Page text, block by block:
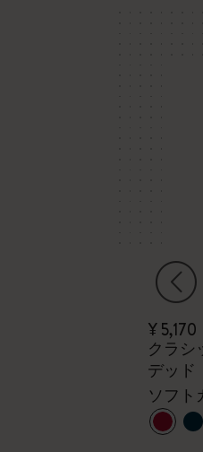
¥ 5,170
クラシ
デッド
ソフト